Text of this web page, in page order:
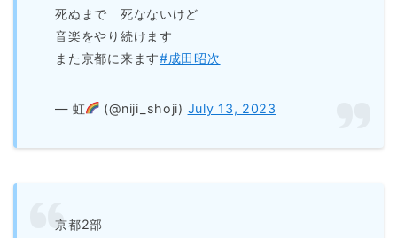
死ぬまで 死なないけど
音楽をやり続けます
また京都に来ます#成田昭次
— 虹 (@niji_shoji) July 13, 2023
京都2部